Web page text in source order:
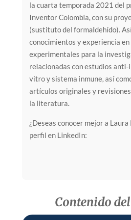
la cuarta temporada 2021 del
Inventor Colombia, con su
(sustituto del formaldehído).
conocimientos y experiencia
experimentales para la
relacionadas con estudios
vitro y sistema inmune, así
artículos originales y
la literatura.
¿Deseas conocer mejor a
perfil en LinkedIn:
Contenido